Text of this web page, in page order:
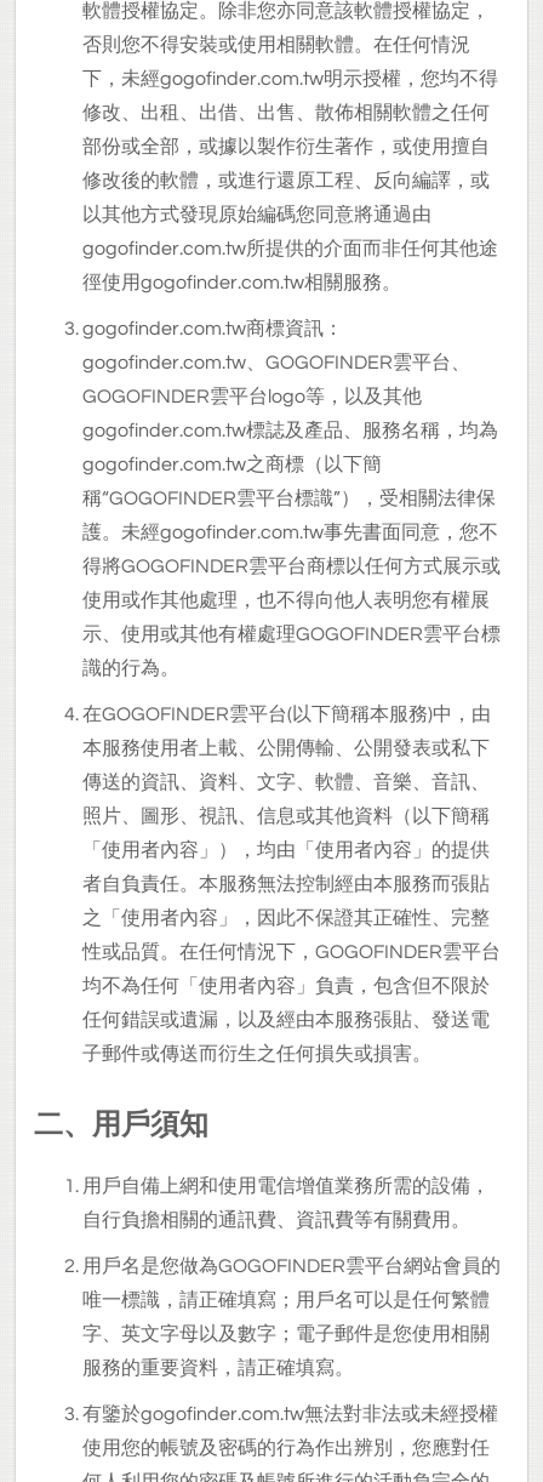
軟體授權協定。除非您亦同意該軟體授權協定，
否則您不得安裝或使用相關軟體。在任何情況
下，未經gogofinder.com.tw明示授權，您均不得
修改、出租、出借、出售、散佈相關軟體之任何
部份或全部，或據以製作衍生著作，或使用擅自
修改後的軟體，或進行還原工程、反向編譯，或
以其他方式發現原始編碼您同意將通過由
gogofinder.com.tw所提供的介面而非任何其他途
徑使用gogofinder.com.tw相關服務。
gogofinder.com.tw商標資訊：
gogofinder.com.tw、GOGOFINDER雲平台、
GOGOFINDER雲平台logo等，以及其他
gogofinder.com.tw標誌及產品、服務名稱，均為
gogofinder.com.tw之商標（以下簡
稱“GOGOFINDER雲平台標識”），受相關法律保
護。未經gogofinder.com.tw事先書面同意，您不
得將GOGOFINDER雲平台商標以任何方式展示或
使用或作其他處理，也不得向他人表明您有權展
示、使用或其他有權處理GOGOFINDER雲平台標
識的行為。
在GOGOFINDER雲平台(以下簡稱本服務)中，由
本服務使用者上載、公開傳輸、公開發表或私下
傳送的資訊、資料、文字、軟體、音樂、音訊、
照片、圖形、視訊、信息或其他資料（以下簡稱
「使用者內容」），均由「使用者內容」的提供
者自負責任。本服務無法控制經由本服務而張貼
之「使用者內容」，因此不保證其正確性、完整
性或品質。在任何情況下，GOGOFINDER雲平台
均不為任何「使用者內容」負責，包含但不限於
任何錯誤或遺漏，以及經由本服務張貼、發送電
子郵件或傳送而衍生之任何損失或損害。
二、用戶須知
用戶自備上網和使用電信增值業務所需的設備，
自行負擔相關的通訊費、資訊費等有關費用。
用戶名是您做為GOGOFINDER雲平台網站會員的
唯一標識，請正確填寫；用戶名可以是任何繁體
字、英文字母以及數字；電子郵件是您使用相關
服務的重要資料，請正確填寫。
有鑒於gogofinder.com.tw無法對非法或未經授權
使用您的帳號及密碼的行為作出辨別，您應對任